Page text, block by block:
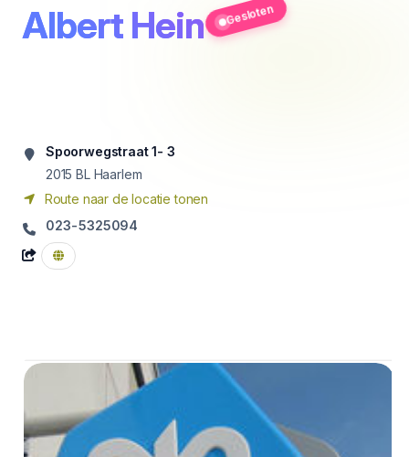
Albert Hein Gesloten
Spoorwegstraat 1- 3
2015 BL Haarlem
Route naar de locatie tonen
023-5325094